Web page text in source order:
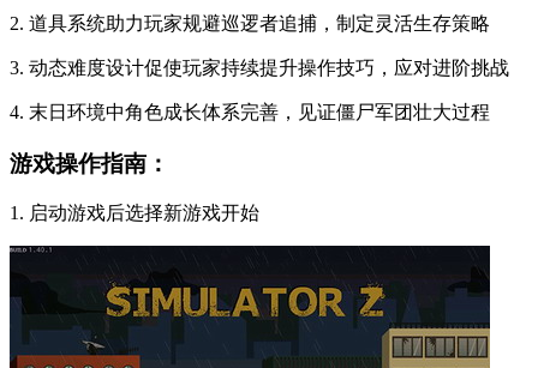
2. 道具系统助力玩家规避巡逻者追捕，制定灵活生存策略
3. 动态难度设计促使玩家持续提升操作技巧，应对进阶挑战
4. 末日环境中角色成长体系完善，见证僵尸军团壮大过程
游戏操作指南：
1. 启动游戏后选择新游戏开始